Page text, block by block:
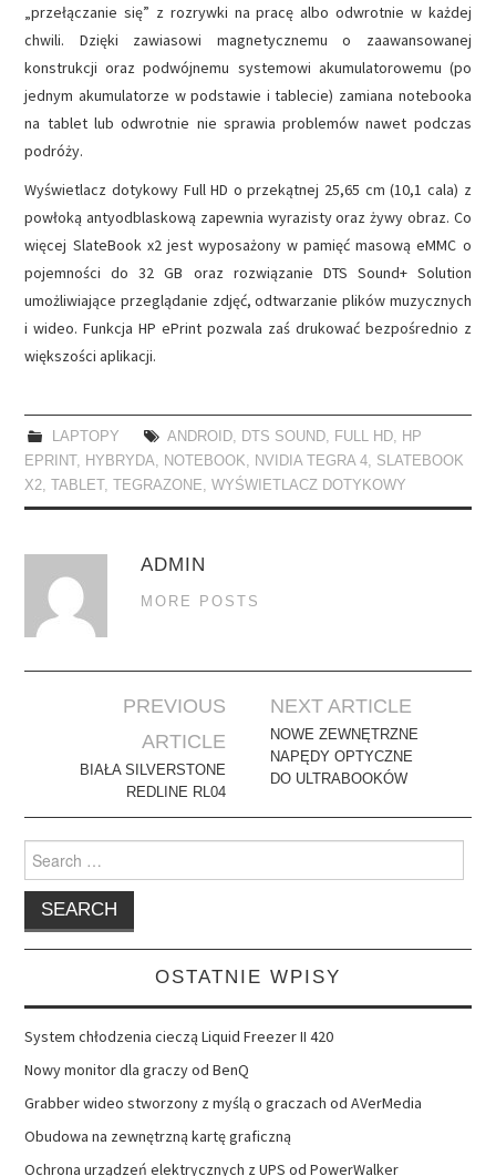
„przełączanie się” z rozrywki na pracę albo odwrotnie w każdej
chwili. Dzięki zawiasowi magnetycznemu o zaawansowanej
konstrukcji oraz podwójnemu systemowi akumulatorowemu (po
jednym akumulatorze w podstawie i tablecie) zamiana notebooka
na tablet lub odwrotnie nie sprawia problemów nawet podczas
podróży.
Wyświetlacz dotykowy Full HD o przekątnej 25,65 cm (10,1 cala) z
powłoką antyodblaskową zapewnia wyrazisty oraz żywy obraz. Co
więcej SlateBook x2 jest wyposażony w pamięć masową eMMC o
pojemności do 32 GB oraz rozwiązanie DTS Sound+ Solution
umożliwiające przeglądanie zdjęć, odtwarzanie plików muzycznych
i wideo. Funkcja HP ePrint pozwala zaś drukować bezpośrednio z
większości aplikacji.
LAPTOPY ANDROID, DTS SOUND, FULL HD,
HP
EPRINT, HYBRYDA NOTEBOOK NVIDIA TEGRA 4
SLATEBOOK
X2 ,TABLET,TEGRAZONE ,WYŚWIETLACZ DOTYKOWY
ADMIN
MORE POSTS
navigation
PREVIOUS
ARTICLE
BIAŁA SILVERSTONE
REDLINE RL04
NEXT ARTICLE
NOWE ZEWNĘTRZNE
NAPĘDY OPTYCZNE
DO ULTRABOOKÓW
Search
for:
OSTATNIE WPISY
System chłodzenia cieczą Liquid Freezer II 420
Nowy monitor dla graczy od BenQ
Grabber wideo stworzony z myślą o graczach od AVerMedia
Obudowa na zewnętrzną kartę graficzną
Ochrona urządzeń elektrycznych z UPS od PowerWalker